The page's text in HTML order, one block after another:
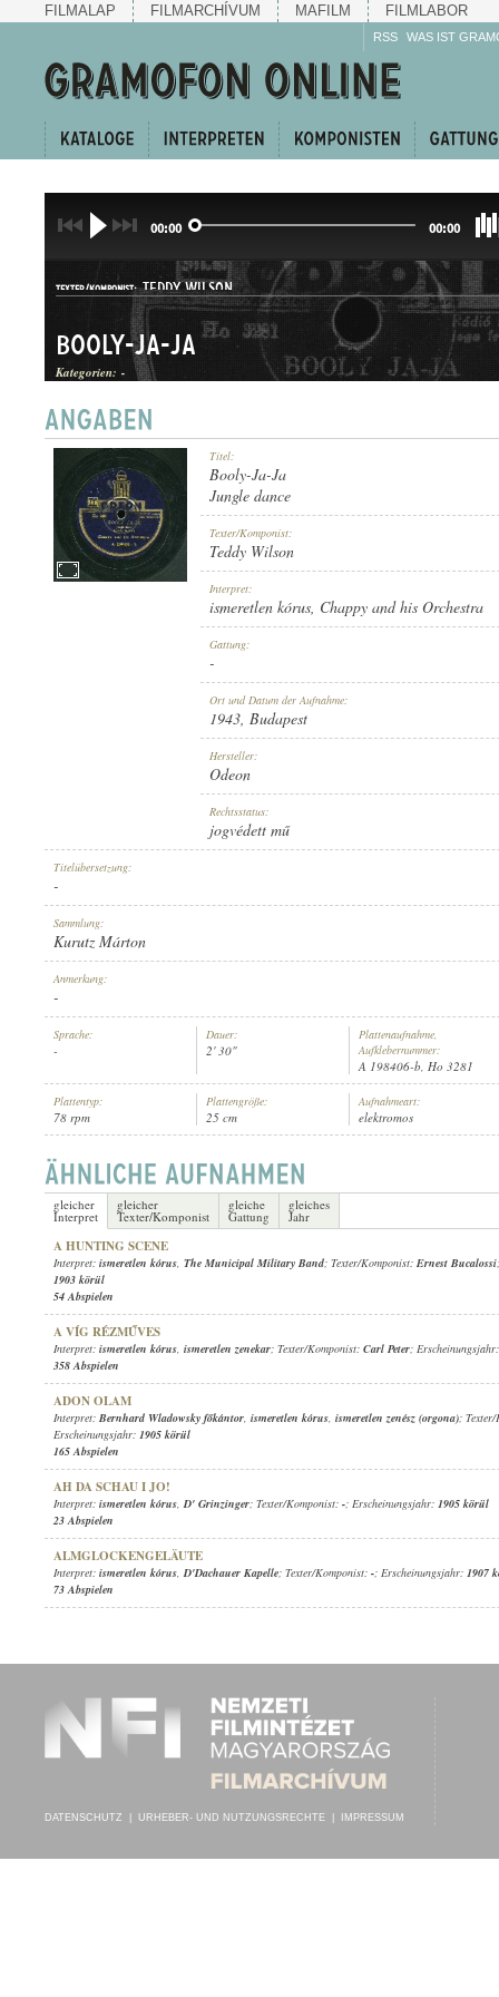
FILMALAP FILMARCHÍVUM MAFILM FILMLABOR
RSS WAS IST
00:00 00:00
INTERPRET: ISMERETLEN KÓRUS,CHAPPY AND HIS ORCHESTRA
TEXTER/KOMPONIST: TEDDY WILSON
GATTUNG:
A 198406-B
Booly-Ja-Ja
Kategorien: -
Titel:
Booly-Ja-Ja
Jungle dance
Texter/Komponist:
Teddy Wilson
Interpret:
ismeretlen kórus, Chappy and his Orchestra
Gattung:
-
Ort und Datum der Aufnahme:
1943, Budapest
Hersteller:
Odeon
Rechtsstatus:
jogvédett mű
Titelübersetzung:
-
Sammlung:
Kurutz Márton
Anmerkung:
-
Sprache:
-
Dauer:
2' 30"
Plattenaufnahme,
Aufklebernummer:
A 198406-b, Ho 3281
Plattentyp:
78 rpm
Plattengröße:
25 cm
Aufnahmeart:
elektromos
gleicher
Interpret
gleicher
Texter/Komponist
gleiche
Gattung
gleiches
Jahr
A HUNTING SCENE
Interpret: ismeretlen kórus, The Municipal Military Band; Texter/Komponist: Ernest Bucalossi
1903 körül
54 Abspielen
A VÍG RÉZMŰVES
Interpret: ismeretlen kórus, ismeretlen zenekar; Texter/Komponist: Carl Peter;
358 Abspielen
ADON OLAM
Interpret: Bernhard Wladowsky főkántor, ismeretlen kórus, ismeretlen zenész (orgona);
Erscheinungsjahr: 1905 körül
165 Abspielen
AH DA SCHAU I JO!
Interpret: ismeretlen kórus,D' Grinzinger; Texter/Komponist: -; Erscheinungsjahr: 1905 körül
23 Abspielen
ALMGLOCKENGELÄUTE
Interpret: ismeretlen kórus,D'Dachauer Kapelle; Texter/Komponist: -; Erscheinungsjahr: 1907
73 Abspielen
DATENSCHUTZ URHEBER- UND NUTZUNGSRECHTE IMPRESSUM